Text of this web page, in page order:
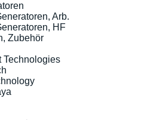
Arb.
HF
Zubehör
Technologies